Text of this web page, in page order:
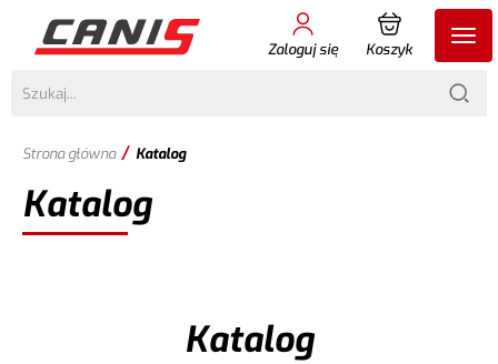
Zaloguj się Koszyk
Strona główna / Katalog
Katalog
Katalog